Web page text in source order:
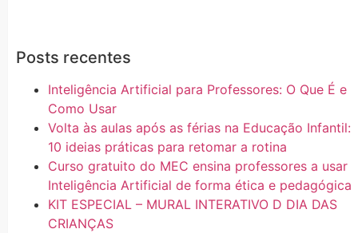
Posts recentes
Inteligência Artificial para Professores: O Que É e
Como Usar
Volta às aulas após as férias na Educação Infantil:
10 ideias práticas para retomar a rotina
Curso gratuito do MEC ensina professores a usar
Inteligência Artificial de forma ética e pedagógica
KIT ESPECIAL – MURAL INTERATIVO D DIA DAS
CRIANÇAS